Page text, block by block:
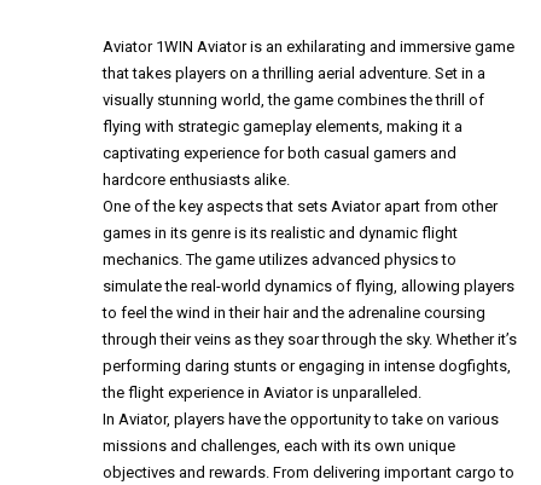
Aviator 1WIN Aviator is an exhilarating and immersive game
that takes players on a thrilling aerial adventure. Set in a
visually stunning world, the game combines the thrill of
flying with strategic gameplay elements, making it a
captivating experience for both casual gamers and
hardcore enthusiasts alike.
One of the key aspects that sets Aviator apart from other
games in its genre is its realistic and dynamic flight
mechanics. The game utilizes advanced physics to
simulate the real-world dynamics of flying, allowing players
to feel the wind in their hair and the adrenaline coursing
through their veins as they soar through the sky. Whether it’s
performing daring stunts or engaging in intense dogfights,
the flight experience in Aviator is unparalleled.
In Aviator, players have the opportunity to take on various
missions and challenges, each with its own unique
objectives and rewards. From delivering important cargo to